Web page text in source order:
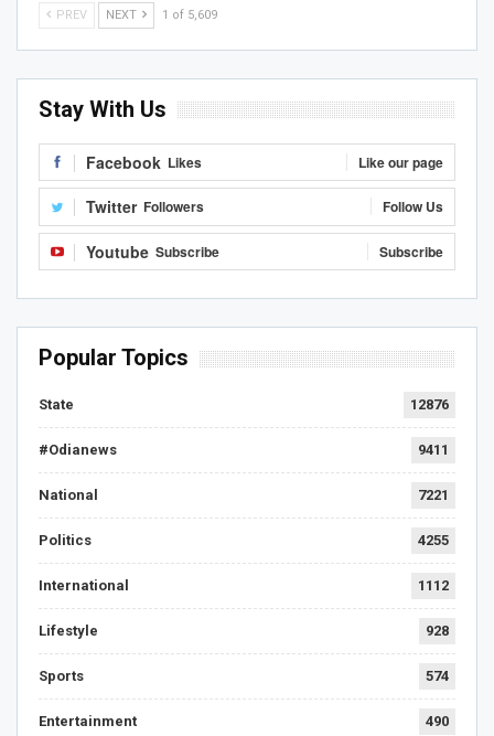
PREV NEXT 1 of 5,609
Stay With Us
Facebook Likes Like our page
Twitter Followers Follow Us
Youtube Subscribe Subscribe
Popular Topics
State 12876
#Odianews 9411
National 7221
Politics 4255
International 1112
Lifestyle 928
Sports 574
Entertainment 490